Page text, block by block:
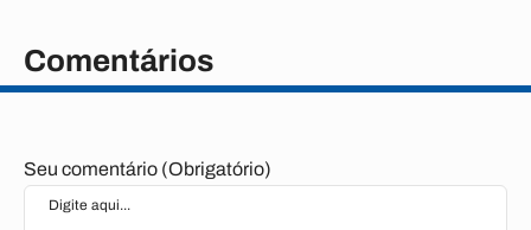
Comentários
Seu comentário (Obrigatório)